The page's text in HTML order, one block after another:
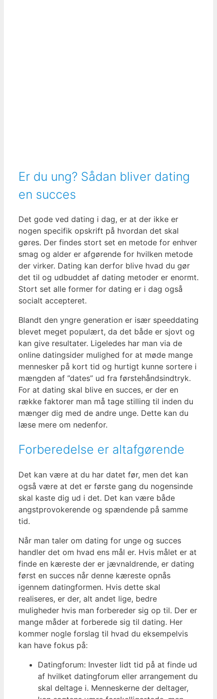
Er du ung? Sådan bliver dating
en succes
Det gode ved dating i dag, er at der ikke er
nogen specifik opskrift på hvordan det skal
gøres. Der findes stort set en metode for enhver
smag og alder er afgørende for hvilken metode
der virker. Dating kan derfor blive hvad du gør
det til og udbuddet af dating metoder er enormt.
Stort set alle former for dating er i dag også
socialt accepteret.
Blandt den yngre generation er især speeddating
blevet meget populært, da det både er sjovt og
kan give resultater. Ligeledes har man via de
online datingsider mulighed for at møde mange
mennesker på kort tid og hurtigt kunne sortere i
mængden af ”dates” ud fra førstehåndsindtryk.
For at dating skal blive en succes, er der en
række faktorer man må tage stilling til inden du
mænger dig med de andre unge. Dette kan du
læse mere om nedenfor.
Forberedelse er altafgørende
Det kan være at du har datet før, men det kan
også være at det er første gang du nogensinde
skal kaste dig ud i det. Det kan være både
angstprovokerende og spændende på samme
tid.
Når man taler om dating for unge og succes
handler det om hvad ens mål er. Hvis målet er at
finde en kæreste der er jævnaldrende, er dating
først en succes når denne kæreste opnås
igennem datingformen. Hvis dette skal
realiseres, er der, alt andet lige, bedre
muligheder hvis man forbereder sig op til. Der er
mange måder at forberede sig til dating. Her
kommer nogle forslag til hvad du eksempelvis
kan have fokus på:
Datingforum: Invester lidt tid på at finde ud
af hvilket datingforum eller arrangement du
skal deltage i. Menneskerne der deltager,